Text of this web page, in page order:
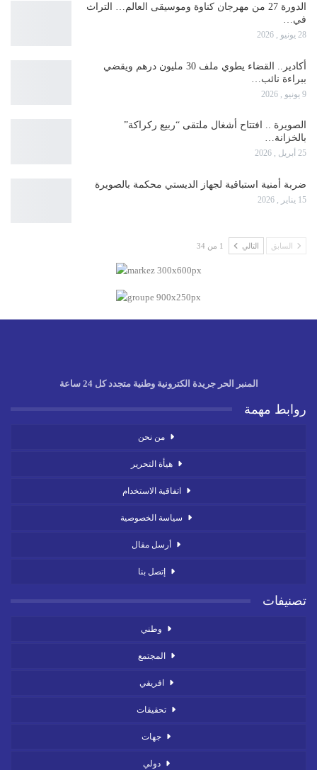
الدورة 27 من مهرجان كناوة وموسيقى العالم… التراث
في…
28 يونيو , 2026
أكادير.. القضاء يطوي ملف 30 مليون درهم ويقضي
ببراءة نائب…
9 يونيو , 2026
الصويرة .. افتتاح أشغال ملتقى “ربيع ركراكة”
بالخزانة…
25 أبريل , 2026
ضربة أمنية استباقية لجهاز الديستي محكمة بالصويرة
15 يناير , 2026
السابق التالي 1 من 34
المنبر الحر جريدة الكترونية وطنية متجدد كل 24 ساعة
روابط مهمة
من نحن
هيأة التحرير
اتفاقية الاستخدام
سياسة الخصوصية
أرسل مقال
إتصل بنا
تصنيفات
وطني
المجتمع
افريقي
تحقيقات
جهات
دولي